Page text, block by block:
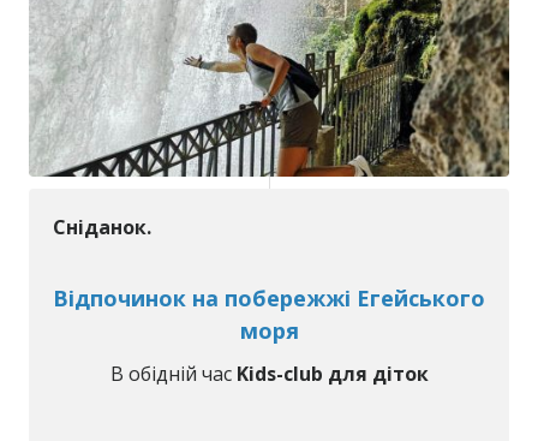
Сніданок.
Відпочинок на побережжі Егейського
моря
В обідній час Kids-club для діток